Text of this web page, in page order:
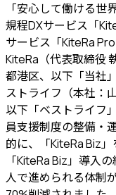
「安心して働ける世
規程DXサービス「
サービス「KiteRa
KiteRa（代表取締役
都港区、以下「当社
ストライフ（本社：
以下「ベストライフ
員支援制度の整備・
的に、「KiteRa Biz」
「KiteRa Biz」導入
人で進められる体制